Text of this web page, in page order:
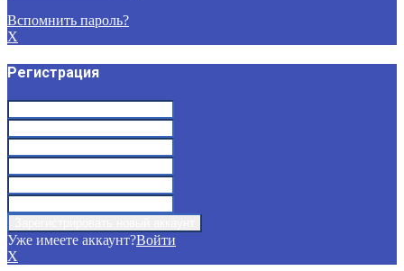
Вспомнить пароль?
X
Регистрация
Уже имеете аккаунт?Войти
X